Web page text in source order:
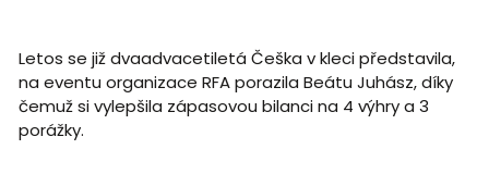
Letos se již dvaadvacetiletá Češka v kleci představila,
na eventu organizace RFA porazila Beátu Juhász, díky
čemuž si vylepšila zápasovou bilanci na 4 výhry a 3
porážky.